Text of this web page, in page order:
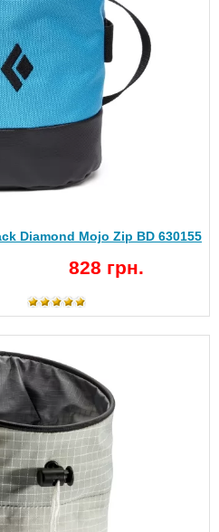
Diamond Mojo Zip BD 630155
828 грн.